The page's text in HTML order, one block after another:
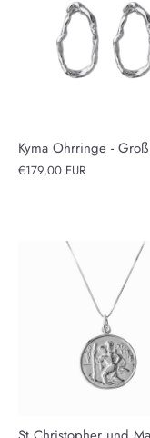
Kyma Ohrringe -
€179,00 EUR